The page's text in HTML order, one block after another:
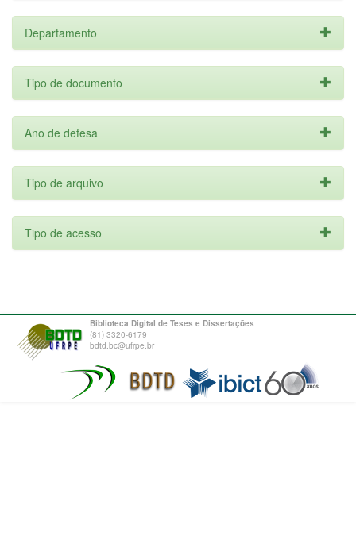
Departamento
Tipo de documento
Ano de defesa
Tipo de arquivo
Tipo de acesso
Biblioteca Digital de Teses e Dissertações
(81) 3320-6179
bdtd.bc@ufrpe.br